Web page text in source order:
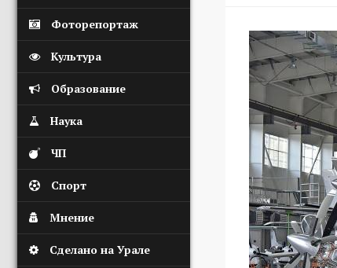
Фоторепортаж
Культура
Образование
Наука
ЧП
Спорт
Мнение
Сделано на Урале